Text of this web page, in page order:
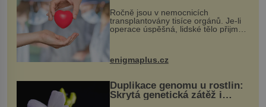
Ročně jsou v nemocnicích
transplantovány tisíce orgánů. Je-li
operace úspěšná, lidské tělo přijme
enigmaplus.cz
Duplikace genomu u rostlin:
Skrytá genetická zátěž i